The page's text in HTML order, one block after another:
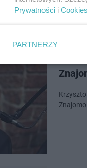
Prywatności i Cookies
PARTNERZY